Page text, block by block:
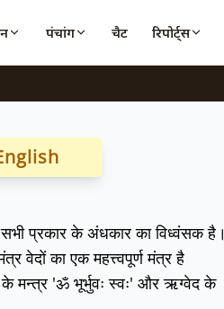
पंचांग चैट रिपोर्ट्स
सभी प्रकार के अंधकार का विध्वंसक है।
वेदों का एक महत्त्वपूर्ण मंत्र है
के मन्त्र 'ॐ भूर्भुवः स्वः' और ऋग्वेद के